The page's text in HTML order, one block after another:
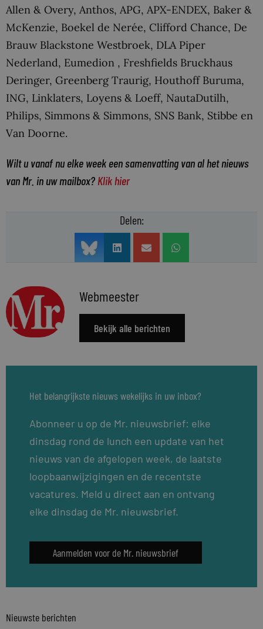
Allen & Overy, Anthos, APG, APX-ENDEX, Baker &
McKenzie, Boekel de Nerée, Clifford Chance, De
Brauw Blackstone Westbroek, DLA Piper
Nederland, Eumedion , Freshfields Bruckhaus
Deringer, Greenberg Traurig, Houthoff Buruma,
ING, Linklaters, Loyens & Loeff, NautaDutilh,
Philips, Simmons & Simmons, SNS Bank, Stibbe en
Van Doorne.
Wilt u vanaf nu elke week een samenvatting van al het nieuws
van Mr. in uw mailbox? Klik hier
Delen:
Webmeester
Bekijk alle berichten
Het belangrijkste nieuws wekelijks in uw inbox?
Abonneer u op de Mr. nieuwsbrief: elke
dinsdag rond de lunch een update van het
nieuws van de afgelopen week, de laatste
loopbaanwijzigingen en de recentste
vacatures. Meld u direct aan en ontvang
elke dinsdag de Mr. nieuwsbrief.
Aanmelden voor de Mr. nieuwsbrief
Nieuwste berichten